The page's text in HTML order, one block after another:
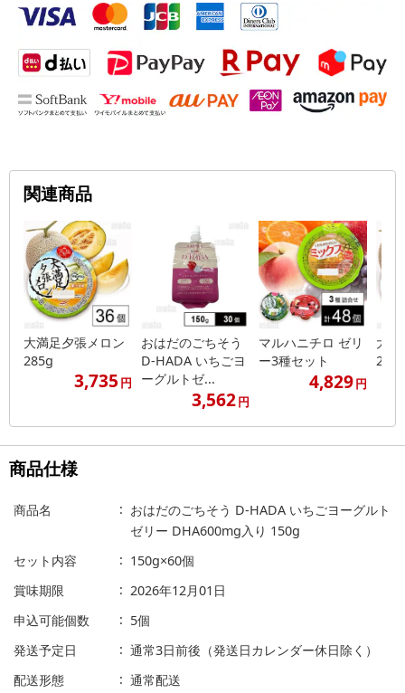
関連商品
大満足夕張メロン
285g
3,735 円
おはだのごちそう
D-HADA いちごヨ
ーグルトゼ...
3,562円
マルハニチロ ゼリ
ー3種セット
4,829円
大
285g
商品仕様
商品名
おはだのごちそう D-HADA いちごヨーグルト
ゼリー DHA600mg入り 150g
セット内容
150g×60個
賞味期限
2026年12月01日
申込可能個数
5個
発送予定日
通常3日前後（発送日カレンダー休日除く）
配送形態
通常配送